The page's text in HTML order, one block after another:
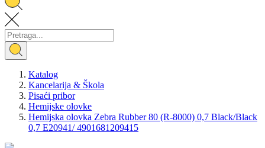
Katalog
Kancelarija & Škola
Pisaći pribor
Hemijske olovke
Hemijska olovka Zebra Rubber 80 (R-8000) 0,7 Black/Black
0,7 E20941/ 4901681209415